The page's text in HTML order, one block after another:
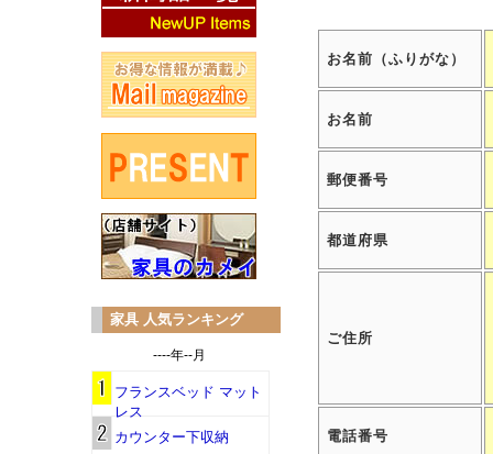
お名前（ふりがな）
お名前
郵便番号
都道府県
ご住所
電話番号
家具 人気ランキング
----年--月
フランスベッド マット
レス
カウンター下収納